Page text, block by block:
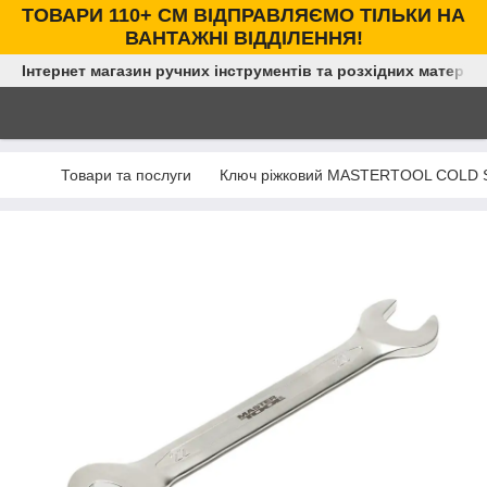
ТОВАРИ 110+ СМ ВІДПРАВЛЯЄМО ТІЛЬКИ НА
ВАНТАЖНІ ВІДДІЛЕННЯ!
Інтернет магазин ручних інструментів та розхідних
Товари та послуги Ключ ріжковий MASTERTOOL